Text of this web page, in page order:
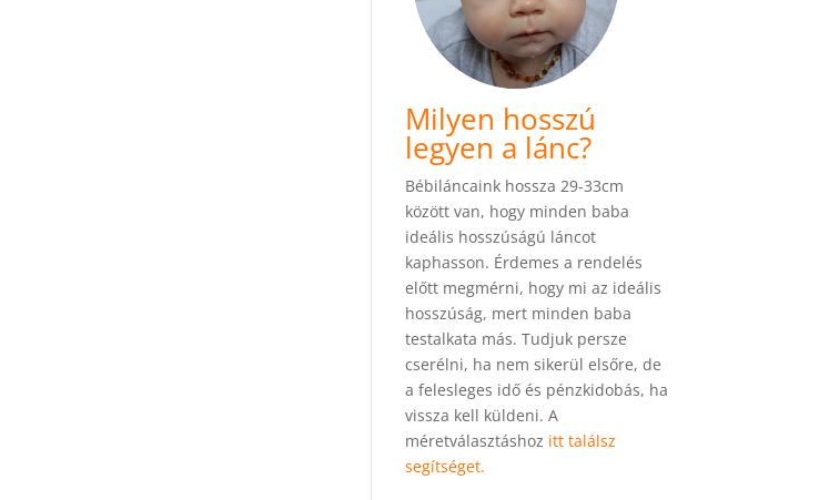
Milyen hosszú
legyen a lánc?
Bébiláncaink hossza 29-33cm
között van, hogy minden baba
ideális hosszúságú láncot
kaphasson. Érdemes a rendelés
előtt megmérni, hogy mi az ideális
hosszúság, mert minden baba
testalkata más. Tudjuk persze
cserélni, ha nem sikerül elsőre, de
a felesleges idő és pénzkidobás, ha
vissza kell küldeni. A
méretválasztáshoz itt találsz
segítséget.